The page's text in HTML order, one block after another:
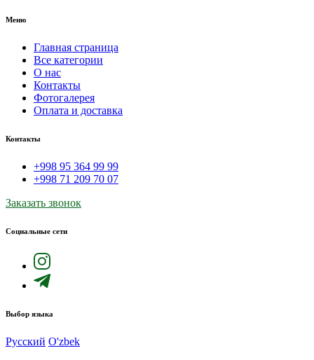
Меню
Главная страница
Все категории
О нас
Контакты
Фотогалерея
Оплата и доставка
Контакты
+998 95 364 99 99
+998 71 209 70 07
Заказать звонок
Социальные сети
Выбор языка
Русский O'zbek